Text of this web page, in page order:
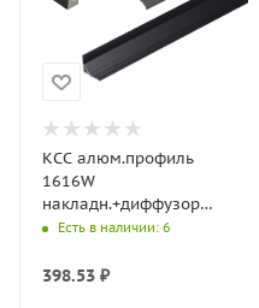
КСС алюм.профиль
1616W
накладн.+диффузор
дуга+4 клипсы+4 загл.,
17.800.00.396 (GLS)
Есть в наличии: 6
398.53 ₽